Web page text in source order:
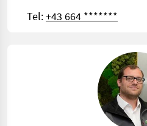
Tel:+43 664 *******